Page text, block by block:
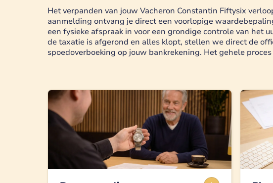
Het verpanden van jouw Vacheron Constantin Fiftysix
aanmelding ontvang je direct een voorlopige
een fysieke afspraak in voor een grondige controle van het
de taxatie is afgerond en alles klopt, stellen we direct de
spoedoverboeking op jouw bankrekening. Het gehele